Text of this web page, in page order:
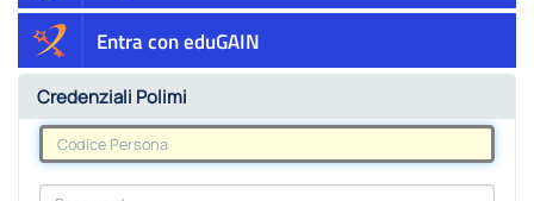
Entra con eduGAIN
Credenziali Polimi